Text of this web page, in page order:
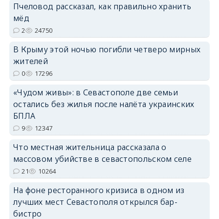
erid: 2SDnjcrDNw6
erid: 2SDnjdPjgYS
erid: 2SDnjdvhGXG
Пчеловод рассказал, как правильно хранить
мёд
2 24750
В Крыму этой ночью погибли четверо мирных
жителей
0 17296
«Чудом живы»: в Севастополе две семьи
остались без жилья после налёта украинских
БПЛА
9 12347
Что местная жительница рассказала о
массовом убийстве в севастопольском селе
21 10264
На фоне ресторанного кризиса в одном из
лучших мест Севастополя открылся бар-
бистро